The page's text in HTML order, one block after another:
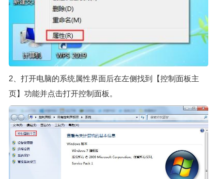
2、打开电脑的系统属性界面后在左侧找到【控制面板主
页】功能并点击打开控制面板。